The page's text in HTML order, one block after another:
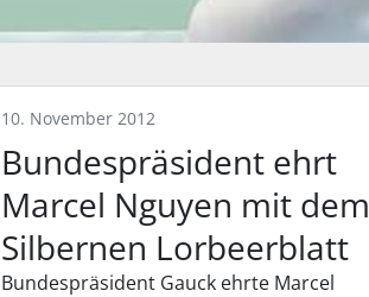
10. November 2012
Bundespräsident ehrt
Marcel Nguyen mit dem
Silbernen Lorbeerblatt
Bundespräsident Gauck ehrte Marcel